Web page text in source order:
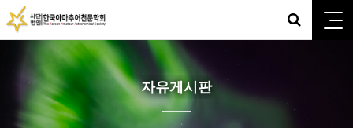
자유게시판